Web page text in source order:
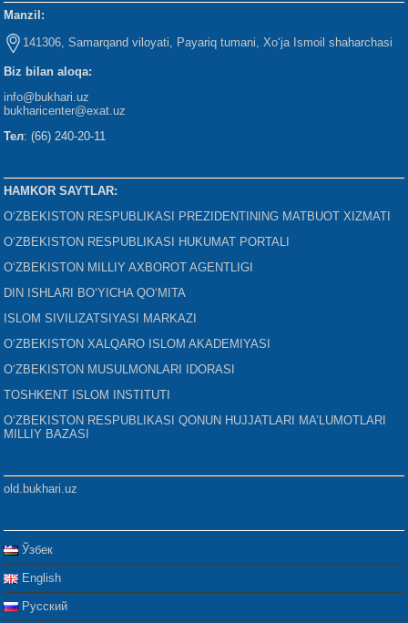
Manzil:
141306, Samarqand viloyati, Payariq tumani, Xo‘ja Ismoil shaharchasi
Biz bilan aloqa:
info@bukhari.uz
bukharicenter@exat.uz
Тел: (66) 240-20-11
HAMKOR SAYTLAR:
O‘ZBEKISTON RESPUBLIKASI PREZIDENTINING MATBUOT XIZMATI
O‘ZBEKISTON RESPUBLIKASI HUKUMAT PORTALI
O‘ZBEKISTON MILLIY AXBOROT AGENTLIGI
DIN ISHLARI BO‘YICHA QO‘MITA
ISLOM SIVILIZATSIYASI MARKAZI
O‘ZBEKISTON XALQARO ISLOM AKADEMIYASI
O‘ZBEKISTON MUSULMONLARI IDORASI
TOSHKENT ISLOM INSTITUTI
O‘ZBEKISTON RESPUBLIKASI QONUN HUJJATLARI MA’LUMOTLARI
MILLIY BAZASI
old.bukhari.uz
Ўзбек
English
Русский